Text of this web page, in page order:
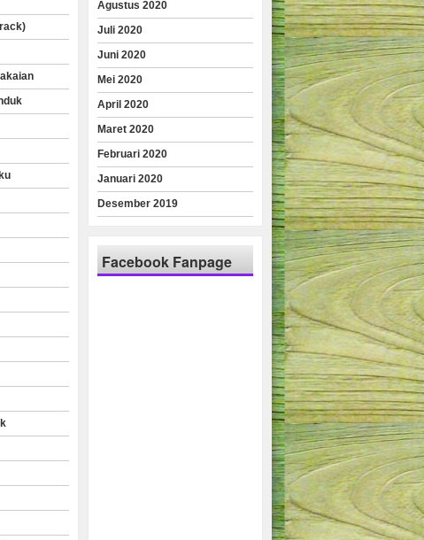
Agustus 2020
Juli 2020
Juni 2020
Mei 2020
April 2020
Maret 2020
Februari 2020
Januari 2020
Desember 2019
Facebook Fanpage